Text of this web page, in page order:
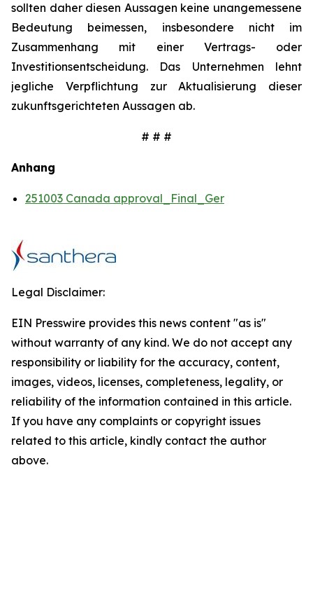
sollten daher diesen Aussagen keine unangemessene
Bedeutung beimessen, insbesondere nicht im
Zusammenhang mit einer Vertrags- oder
Investitionsentscheidung. Das Unternehmen lehnt
jegliche Verpflichtung zur Aktualisierung dieser
zukunftsgerichteten Aussagen ab.
# # #
Anhang
251003 Canada approval_Final_Ger
Legal Disclaimer:
EIN Presswire provides this news content "as is"
without warranty of any kind. We do not accept any
responsibility or liability for the accuracy, content,
images, videos, licenses, completeness, legality, or
reliability of the information contained in this article.
If you have any complaints or copyright issues
related to this article, kindly contact the author
above.